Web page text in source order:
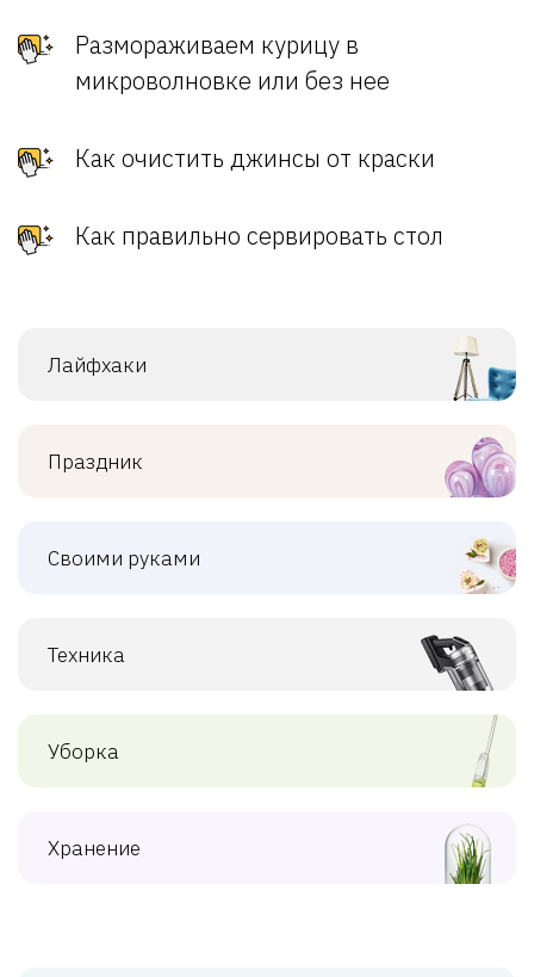
Размораживаем курицу в
микроволновке или без нее
Как очистить джинсы от краски
Как правильно сервировать стол
Лайфхаки
Праздник
Своими руками
Техника
Уборка
Хранение